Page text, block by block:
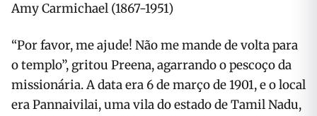
Amy Carmichael (1867-1951)
“Por favor, me ajude! Não me mande de volta para
o templo”, gritou Preena, agarrando o pescoço da
missionária. A data era 6 de março de 1901, e o local
era Pannaivilai, uma vila do estado de Tamil Nadu,